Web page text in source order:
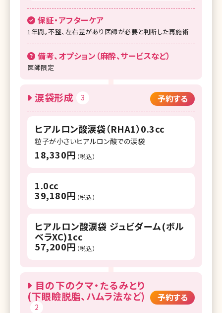
保証・アフターケア
1年間。不整、左右差があり医師が必要と判断した再施術
備考、オプション（麻酔、サービスなど）
医師限定
涙袋形成 3 予約する
ヒアルロン酸涙袋（RHA1）0.3cc
粒子が小さいヒアルロン酸での涙袋
18,330円 （税込）
1.0cc
39,180円 （税込）
ヒアルロン酸涙袋 ジュビダーム(ボル
ベラXC)1cc
57,200円 （税込）
目の下のクマ・たるみとり
(下眼瞼脱脂、ハムラ法など)
2
予約する